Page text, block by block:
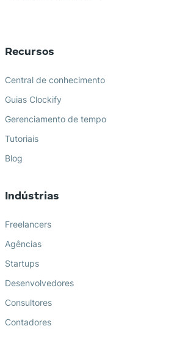
Recursos
Central de conhecimento
Guias Clockify
Gerenciamento de tempo
Tutoriais
Blog
Indústrias
Freelancers
Agências
Startups
Desenvolvedores
Consultores
Contadores